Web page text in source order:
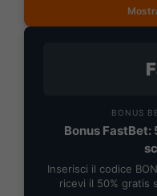
BONUS
Bonus FastBet:
Inserisci il codice
ricevi il 50% gratis